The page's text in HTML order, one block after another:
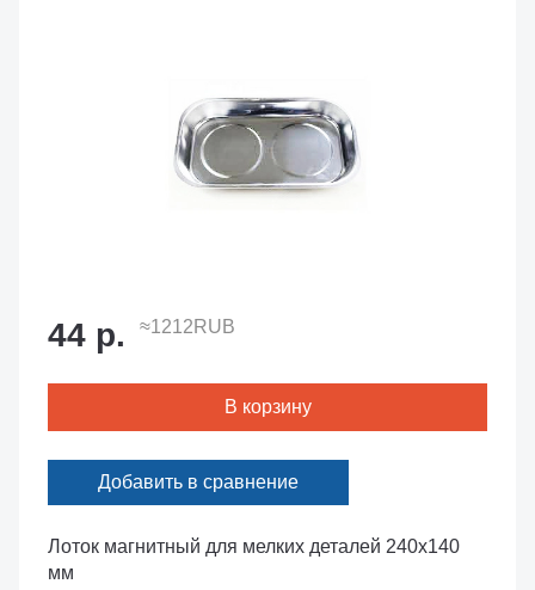
Лоток магнитный для мелких деталей 240х140
мм
44 р. ≈1212RUB
В корзину
Добавить в сравнение